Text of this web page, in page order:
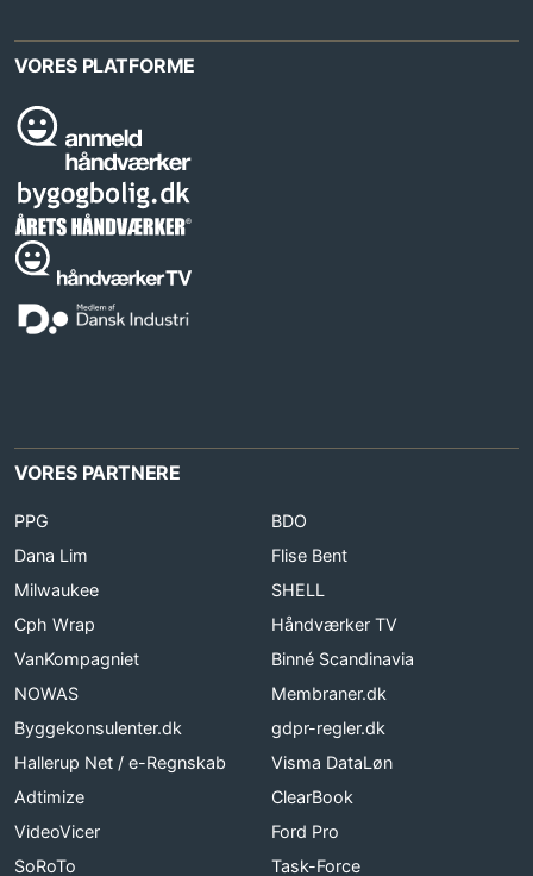
VORES PLATFORME
VORES PARTNERE
PPG
BDO
Dana Lim
Flise Bent
Milwaukee
SHELL
Cph Wrap
Håndværker TV
VanKompagniet
Binné Scandinavia
NOWAS
Membraner.dk
Byggekonsulenter.dk
gdpr-regler.dk
Hallerup Net / e-Regnskab
Visma DataLøn
Adtimize
ClearBook
VideoVicer
Ford Pro
SoRoTo
Task-Force